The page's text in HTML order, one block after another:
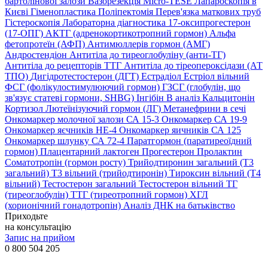
Києві Гіменопластика Поліпектомія Перев'язка маткових труб
Гістероскопія Лабораторна діагностика 17-оксипрогестерон
(17-ОПГ) АКТГ (адренокортикотропний гормон) Альфа
фетопротеїн (АФП) Антимюллерів гормон (АМГ)
Андростендіон Антитіла до тиреоглобуліну (анти-ТГ)
Антитіла до рецепторів ТТГ Антитіла до тіреопероксідази (АТ
ТПО) Дигідротестостерон (ДГТ) Естрадіол Естріол вільний
ФСГ (фолікулостимулюючий гормон) ГЗСГ (глобулін, що
зв'язує статеві гормони, SHBG) Інгібін B аналіз Кальцитонін
Кортизол Лютеїнізуючий гормон (ЛГ) Метанефрини в сечі
Онкомаркер молочної залози СА 15-3 Онкомаркер СА 19-9
Онкомаркер яєчників НЕ-4 Онкомаркер яичників СА 125
Онкомаркер шлунку СА 72-4 Паратгормон (паратиреоїдний
гормон) Плацентарний лактоген Прогестерон Пролактин
Соматотропін (гормон росту) Трийодтиронин загальний (Т3
загальний) Т3 вільний (трийодтиронін) Тироксин вільний (Т4
вільний) Тестостерон загальний Тестостерон вільний ТГ
(тиреоглобулін) ТТГ (тиреотропний гормон) ХГЛ
(хорионічний гонадотропін) Аналіз ДНК на батьківство
Приходьте
на консультацію
Запис на прийом
0 800 504 205